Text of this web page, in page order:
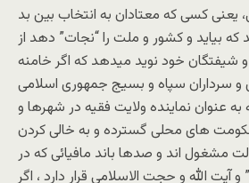
يعنی کسی که معتادان به انتخاب بين بد
که بيايد و کشور و ملت را “نجات” دهد از
و شيفتگان خود نويد ميدهد که اگر خامنه
سرداران سپاه و بسيج جمهوری اسلامی
به عنوان نماينده ولايت فقيه در شهرها و
های محلی گسترده و به خالی کردن
مشغول اند و صدها باند مافيائی که در
آيت الله و حجت الاسلامی قرار دارد ، اگر